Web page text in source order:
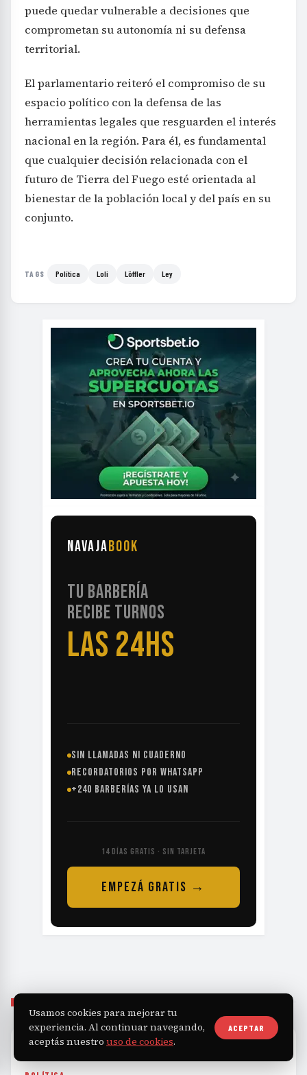
puede quedar vulnerable a decisiones que
comprometan su autonomía ni su defensa
territorial.
El parlamentario reiteró el compromiso de su
espacio político con la defensa de las
herramientas legales que resguarden el interés
nacional en la región. Para él, es fundamental
que cualquier decisión relacionada con el
futuro de Tierra del Fuego esté orientada al
bienestar de la población local y del país en su
conjunto.
TAGS Política Loli Löffler Ley
NAVAJABOOK
TU BARBERÍA
RECIBE TURNOS
LAS 24HS
SIN LLAMADAS NI CUADERNO
RECORDATORIOS POR WHATSAPP
+240 BARBERÍAS YA LO USAN
14 DÍAS GRATIS · SIN TARJETA
EMPEZÁ GRATIS →
HOME›POLÍTICA›MILEI REGRESA CON UNA AGENDA PARA REORGANIZAR E...
Usamos cookies para mejorar tu
experiencia. Al continuar navegando,
aceptás nuestro uso de cookies.
ACEPTAR